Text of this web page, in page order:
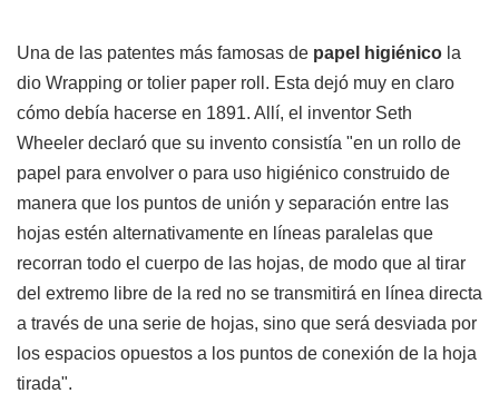
Una de las patentes más famosas de papel higiénico la
dio Wrapping or tolier paper roll. Esta dejó muy en claro
cómo debía hacerse en 1891. Allí, el inventor Seth
Wheeler declaró que su invento consistía "en un rollo de
papel para envolver o para uso higiénico construido de
manera que los puntos de unión y separación entre las
hojas estén alternativamente en líneas paralelas que
recorran todo el cuerpo de las hojas, de modo que al tirar
del extremo libre de la red no se transmitirá en línea directa
a través de una serie de hojas, sino que será desviada por
los espacios opuestos a los puntos de conexión de la hoja
tirada".